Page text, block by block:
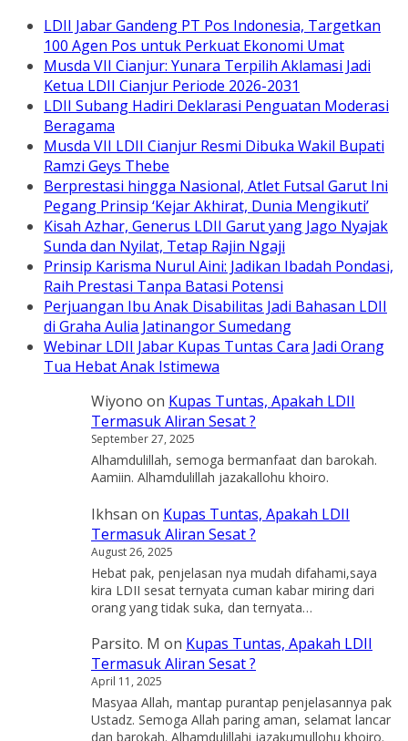
LDII Jabar Gandeng PT Pos Indonesia, Targetkan
100 Agen Pos untuk Perkuat Ekonomi Umat
Musda VII Cianjur: Yunara Terpilih Aklamasi Jadi
Ketua LDII Cianjur Periode 2026-2031
LDII Subang Hadiri Deklarasi Penguatan Moderasi
Beragama
Musda VII LDII Cianjur Resmi Dibuka Wakil Bupati
Ramzi Geys Thebe
Berprestasi hingga Nasional, Atlet Futsal Garut Ini
Pegang Prinsip ‘Kejar Akhirat, Dunia Mengikuti’
Kisah Azhar, Generus LDII Garut yang Jago Nyajak
Sunda dan Nyilat, Tetap Rajin Ngaji
Prinsip Karisma Nurul Aini: Jadikan Ibadah Pondasi,
Raih Prestasi Tanpa Batasi Potensi
Perjuangan Ibu Anak Disabilitas Jadi Bahasan LDII
di Graha Aulia Jatinangor Sumedang
Webinar LDII Jabar Kupas Tuntas Cara Jadi Orang
Tua Hebat Anak Istimewa
Wiyono on Kupas Tuntas, Apakah LDII
Termasuk Aliran Sesat ?
September 27, 2025
Alhamdulillah, semoga bermanfaat dan barokah.
Aamiin. Alhamdulillah jazakallohu khoiro.
Ikhsan on Kupas Tuntas, Apakah LDII
Termasuk Aliran Sesat ?
August 26, 2025
Hebat pak, penjelasan nya mudah difahami,saya
kira LDII sesat ternyata cuman kabar miring dari
orang yang tidak suka, dan ternyata…
Parsito. M on Kupas Tuntas, Apakah LDII
Termasuk Aliran Sesat ?
April 11, 2025
Masyaa Allah, mantap purantap penjelasannya pak
Ustadz. Semoga Allah paring aman, selamat lancar
dan barokah. Alhamdulillahi jazakumullohu khoiro.